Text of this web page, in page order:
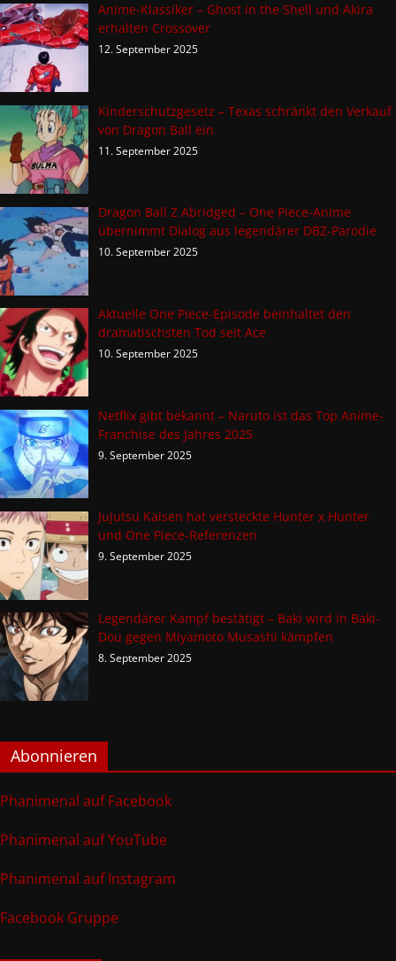
Anime-Klassiker – Ghost in the Shell und Akira
erhalten Crossover
12. September 2025
Kinderschutzgesetz – Texas schränkt den Verkauf
von Dragon Ball ein
11. September 2025
Dragon Ball Z Abridged – One Piece-Anime
übernimmt Dialog aus legendärer DBZ-Parodie
10. September 2025
Aktuelle One Piece-Episode beinhaltet den
dramatischsten Tod seit Ace
10. September 2025
Netflix gibt bekannt – Naruto ist das Top Anime-
Franchise des Jahres 2025
9. September 2025
Jujutsu Kaisen hat versteckte Hunter x Hunter
und One Piece-Referenzen
9. September 2025
Legendärer Kampf bestätigt – Baki wird in Baki-
Dou gegen Miyamoto Musashi kämpfen
8. September 2025
Abonnieren
Phanimenal auf Facebook
Phanimenal auf YouTube
Phanimenal auf Instagram
Facebook Gruppe